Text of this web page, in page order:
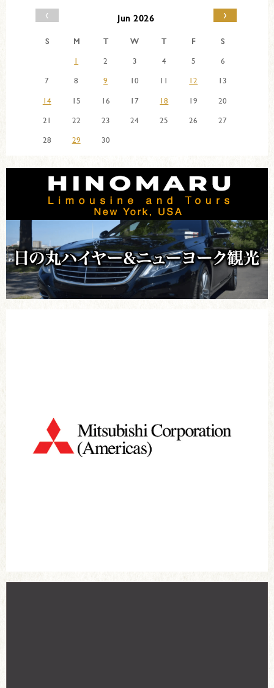
‹ Jun 2026 ›
S M T W T F
S
1
2 3 4 5
6
7
8 9 10 11 12
13
14
15 16 17 18 19
20
21
22 23 24 25 26
27
28
29 30